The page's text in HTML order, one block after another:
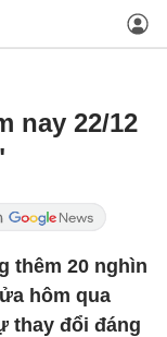
nay 22/12
thêm 20 nghìn
hôm qua
thay đổi đáng